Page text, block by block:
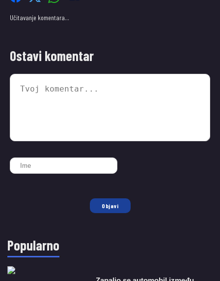
Učitavanje komentara…
Ostavi komentar
Objavi
Popularno